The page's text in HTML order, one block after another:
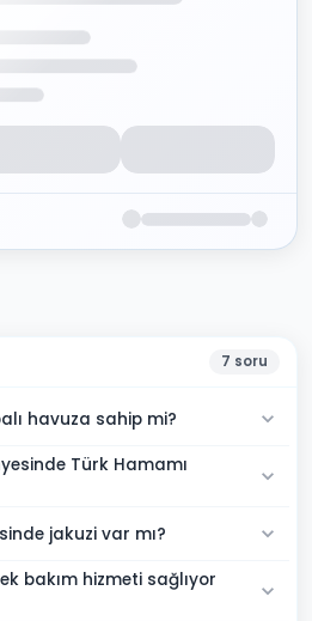
7 soru
havuza sahip mi?
Türk Hamamı
jakuzi var mı?
bakım hizmeti sağlıyor